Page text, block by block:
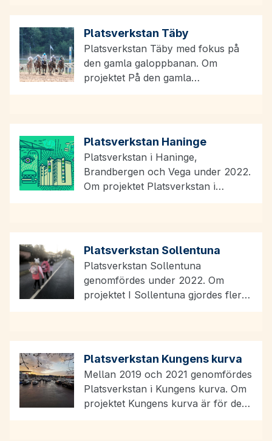
Platsverkstan Täby
Platsverkstan Täby med fokus på
den gamla galoppbanan. Om
projektet På den gamla
Platsverkstan Haninge
Platsverkstan i Haninge,
Brandbergen och Vega under 2022.
Om projektet Platsverkstan i
Platsverkstan Sollentuna
Platsverkstan Sollentuna
genomfördes under 2022. Om
projektet I Sollentuna gjordes flera
Platsverkstan Kungens kurva
Mellan 2019 och 2021 genomfördes
Platsverkstan i Kungens kurva. Om
projektet Kungens kurva är för de